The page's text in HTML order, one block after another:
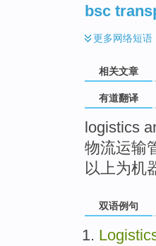
bsc
更多网络短语
相关文章
有道翻译
logistics
物流运输
以上为机
双语例句